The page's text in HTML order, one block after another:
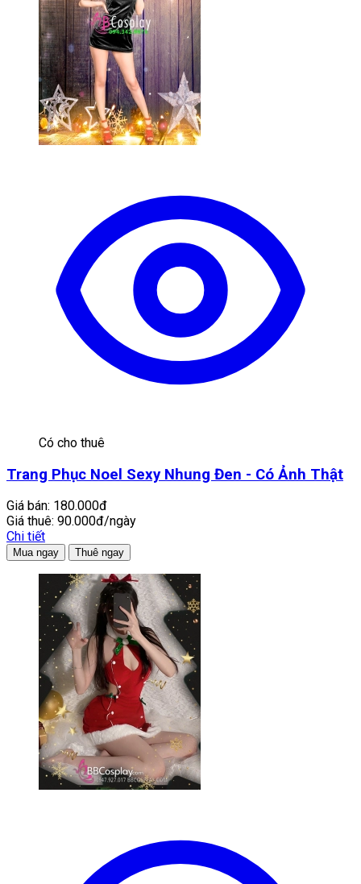
Có cho thuê
Trang Phục Noel Sexy Nhung Đen - Có Ảnh Thật
Giá bán: 180.000đ
Giá thuê: 90.000đ/ngày
Chi tiết
Mua ngay Thuê ngay